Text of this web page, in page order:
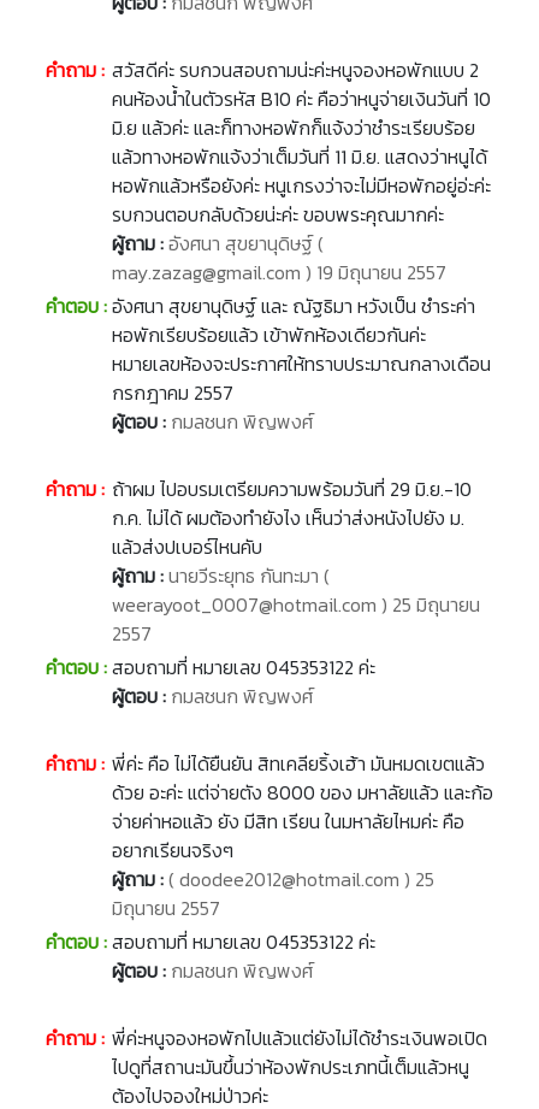
คำถาม : สวัสดีค่ะ รบกวนสอบถามน่ะค่ะหนูจองหอพักแบบ 2
คนห้องน้ำในตัวรหัส B10 ค่ะ คือว่าหนูจ่ายเงินวันที่ 10
มิ.ย แล้วค่ะ และก็ทางหอพักก็แจ้งว่าชำระเรียบร้อย
แล้วทางหอพักแจ้งว่าเต็มวันที่ 11 มิ.ย. แสดงว่าหนูได้
หอพักแล้วหรือยังค่ะ หนูเกรงว่าจะไม่มีหอพักอยู่อ่ะค่ะ
รบกวนตอบกลับด้วยน่ะค่ะ ขอบพระคุณมากค่ะ
ผู้ถาม :อังศนา สุขยานุดิษฐ์ (
may.zazag@gmail.com ) 19 มิถุนายน 2557
คำตอบ :อังศนา สุขยานุดิษฐ์ และ ณัฐธิมา หวังเป็น ชำระค่า
หอพักเรียบร้อยแล้ว เข้าพักห้องเดียวกันค่ะ
หมายเลขห้องจะประกาศให้ทราบประมาณกลางเดือน
กรกฎาคม 2557
ผู้ตอบ : กมลชนก พิญพงศ์
คำถาม : ถ้าผม ไปอบรมเตรียมความพร้อมวันที่ 29 มิ.ย.-10
ก.ค. ไม่ได้ ผมต้องทำยังไง เห็นว่าส่งหนังไปยัง ม.
แล้วส่งปเบอร์ไหนคับ
ผู้ถาม :นายวีระยุทธ กันทะมา (
weerayoot_0007@hotmail.com ) 25 มิถุนายน
2557
คำตอบ :สอบถามที่ หมายเลข 045353122 ค่ะ
ผู้ตอบ : กมลชนก พิญพงศ์
คำถาม : พี่ค่ะ คือ ไม่ได้ยืนยัน สิทเคลียริ้งเฮ้า มันหมดเขตแล้ว
ด้วย อะค่ะ แต่จ่ายตัง 8000 ของ มหาลัยแล้ว และก้อ
จ่ายค่าหอแล้ว ยัง มีสิท เรียน ในมหาลัยไหมค่ะ คือ
อยากเรียนจริงๆ
ผู้ถาม :( doodee2012@hotmail.com ) 25
มิถุนายน 2557
คำตอบ :สอบถามที่ หมายเลข 045353122 ค่ะ
ผู้ตอบ : กมลชนก พิญพงศ์
คำถาม : พี่ค่ะหนูจองหอพักไปแล้วแต่ยังไม่ได้ชำระเงินพอเปิด
ไปดูที่สถานะมันขึ้นว่าห้องพักประเภทนี้เต็มแล้วหนู
ต้องไปจองใหม่ป่าวค่ะ